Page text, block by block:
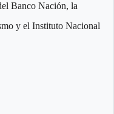
Banco Nación, la
y el Instituto Nacional